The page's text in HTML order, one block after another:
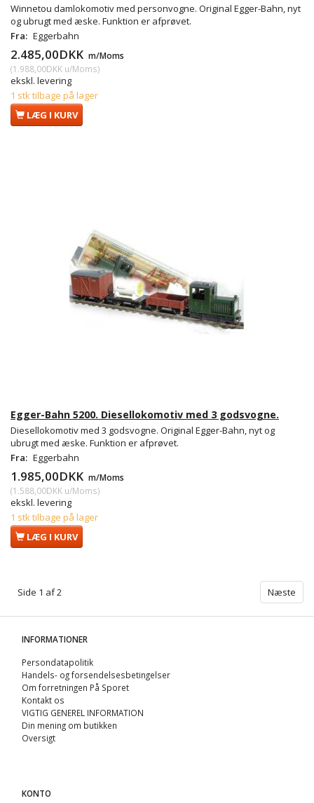
Winnetou damlokomotiv med personvogne. Original Egger-Bahn, nyt
og ubrugt med æske. Funktion er afprøvet.
Fra: Eggerbahn
2.485,00DKK m/Moms
(1.988,00DKK u/Moms)
ekskl. levering
1 stk tilbage på lager
LÆG I KURV
Egger-Bahn 5200. Diesellokomotiv med 3 godsvogne.
Diesellokomotiv med 3 godsvogne. Original Egger-Bahn, nyt og
ubrugt med æske. Funktion er afprøvet.
Fra: Eggerbahn
1.985,00DKK m/Moms
(1.588,00DKK u/Moms)
ekskl. levering
1 stk tilbage på lager
LÆG I KURV
Side 1 af 2 Næste
INFORMATIONER
Persondatapolitik
Handels- og forsendelsesbetingelser
Om forretningen På Sporet
Kontakt os
VIGTIG GENEREL INFORMATION
Din mening om butikken
Oversigt
KONTO